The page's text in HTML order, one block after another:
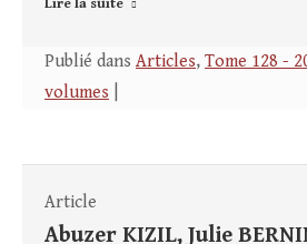
Lire la suite
Publié dans Articles, Tome 128 -
volumes
Article
Abuzer KIZIL, Julie